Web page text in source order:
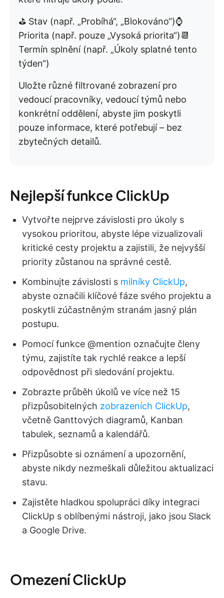
⛳️ Stav (např. „Probíhá“, „Blokováno“)⌚️
Priorita (např. pouze „Vysoká priorita“)📆
Termín splnění (např. „Úkoly splatné tento
týden“)
Uložte různé filtrované zobrazení pro
vedoucí pracovníky, vedoucí týmů nebo
konkrétní oddělení, abyste jim poskytli
pouze informace, které potřebují – bez
zbytečných detailů.
Nejlepší funkce ClickUp
Vytvořte nejprve závislosti pro úkoly s
vysokou prioritou, abyste lépe vizualizovali
kritické cesty projektu a zajistili, že nejvyšší
priority zůstanou na správné cestě.
Kombinujte závislosti s milníky ClickUp,
abyste označili klíčové fáze svého projektu a
poskytli zúčastněným stranám jasný plán
postupu.
Pomocí funkce @mention označujte členy
týmu, zajistíte tak rychlé reakce a lepší
odpovědnost při sledování projektu.
Zobrazte průběh úkolů ve více než 15
přizpůsobitelných zobrazeních ClickUp,
včetně Ganttových diagramů, Kanban
tabulek, seznamů a kalendářů.
Přizpůsobte si oznámení a upozornění,
abyste nikdy nezmeškali důležitou aktualizaci
stavu.
Zajistěte hladkou spolupráci díky integraci
ClickUp s oblíbenými nástroji, jako jsou Slack
a Google Drive.
Omezení ClickUp